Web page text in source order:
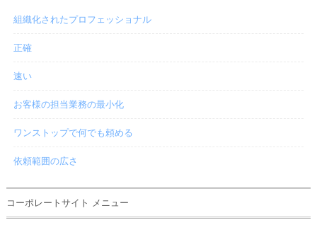
組織化されたプロフェッショナル
正確
速い
お客様の担当業務の最小化
ワンストップで何でも頼める
依頼範囲の広さ
コーポレートサイト メニュー